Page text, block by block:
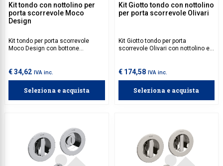
Kit tondo con nottolino per
porta scorrevole Moco
Design
Kit tondo per porta scorrevole
Moco Design con bottone
€ 34,62 IVA inc.
Seleziona e acquista
Kit Giotto tondo con nottolino
per porta scorrevole Olivari
Kit Giotto tondo per porta
scorrevole Olivari con nottolino e
€ 174,58 IVA inc.
Seleziona e acquista